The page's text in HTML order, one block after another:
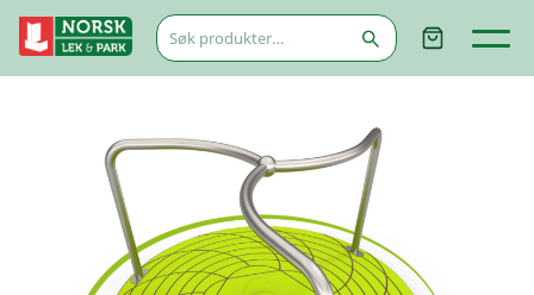
Søk
etter: